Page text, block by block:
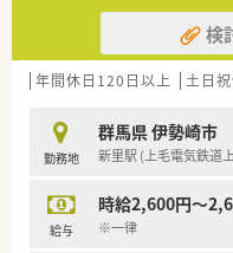
検
年間休日120日以上 土日
勤務地
群馬県 伊勢崎市
新里駅 (上毛電気鉄道
給与
時給2,600円～
※一律